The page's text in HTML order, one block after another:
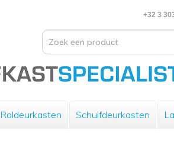
+32 3
Roldeurkasten Schuifdeurkasten